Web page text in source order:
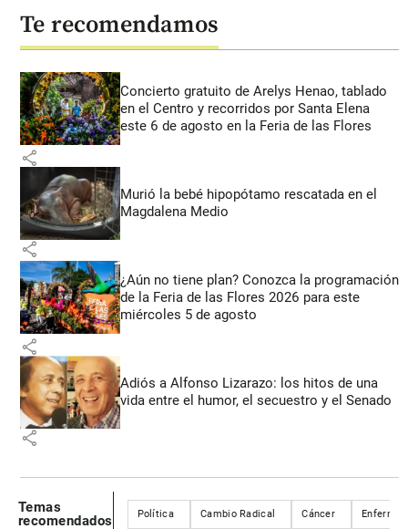
Te recomendamos
Concierto gratuito de Arelys Henao, tablado
en el Centro y recorridos por Santa Elena
este 6 de agosto en la Feria de las Flores
share
Murió la bebé hipopótamo rescatada en el
Magdalena Medio
share
¿Aún no tiene plan? Conozca la programación
de la Feria de las Flores 2026 para este
miércoles 5 de agosto
share
Adiós a Alfonso Lizarazo: los hitos de una
vida entre el humor, el secuestro y el Senado
share
Temas
recomendados
Política Cambio Radical Cáncer